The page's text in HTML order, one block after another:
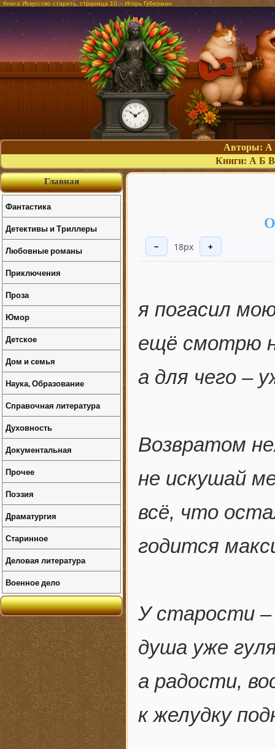
Книга Искусство стареть, страница 10 – Игорь Губерман
Авторы: А
Книги: А Б В
− 18px +
я погасил
ещё смотрю
а для чего –
Возвратом
не искушай
всё, что
годится
У старости
душа уже
а радости,
к желудку
Главная
Фантастика
Детективы и Триллеры
Любовные романы
Приключения
Проза
Юмор
Детское
Дом и семья
Наука, Образование
Справочная литература
Духовность
Документальная
Прочее
Поэзия
Драматургия
Старинное
Деловая литература
Военное дело